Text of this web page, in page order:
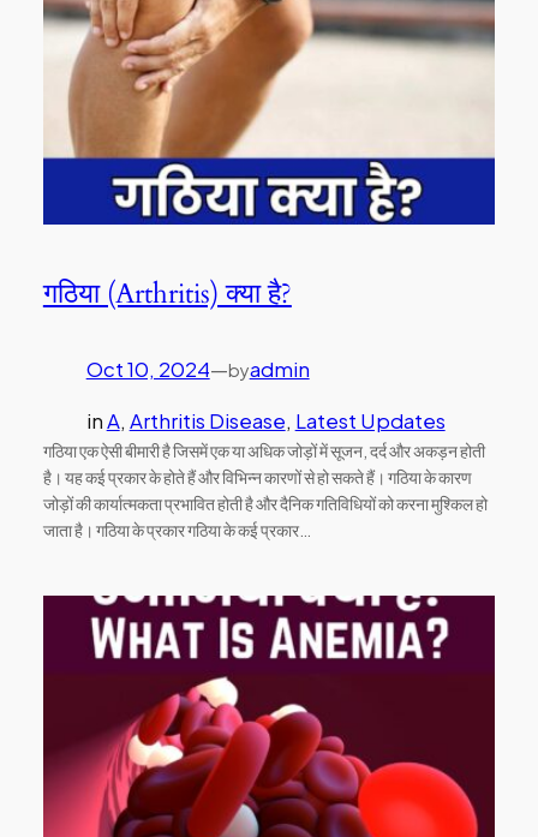
गठिया (Arthritis) क्या है?
Oct 10, 2024—byadmin
inA, Arthritis Disease, Latest Updates
गठिया एक ऐसी बीमारी है जिसमें एक या अधिक जोड़ों में सूजन, दर्द और अकड़न होती
है। यह कई प्रकार के होते हैं और विभिन्न कारणों से हो सकते हैं। गठिया के कारण
जोड़ों की कार्यात्मकता प्रभावित होती है और दैनिक गतिविधियों को करना मुश्किल हो
जाता है। गठिया के प्रकार गठिया के कई प्रकार…